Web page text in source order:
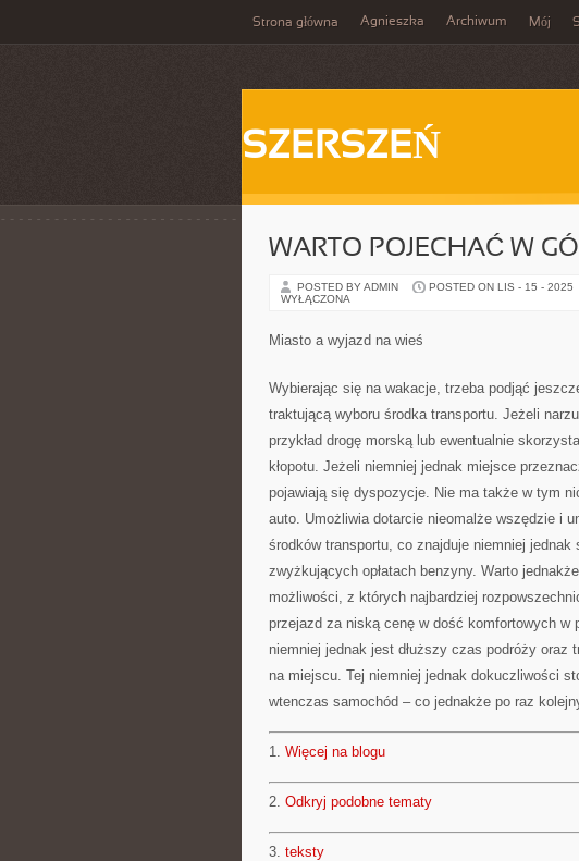
Strona główna Agnieszka Archiwum Mój
SZERSZEŃ
WARTO POJECHAĆ W
POSTED BY ADMIN POSTED ON LIS - 15 - 2025
WYŁĄCZONA
Miasto a wyjazd na wieś
Wybierając się na wakacje, trzeba podjąć
traktującą wyboru środka transportu. Jeżeli
przykład drogę morską lub ewentualnie
kłopotu. Jeżeli niemniej jednak miejsce
pojawiają się dyspozycje. Nie ma także w tym
auto. Umożliwia dotarcie nieomalże wszędzie i
środków transportu, co znajduje niemniej
zwyżkujących opłatach benzyny. Warto
możliwości, z których najbardziej
przejazd za niską cenę w dość komfortowych w
niemniej jednak jest dłuższy czas podróży oraz
na miejscu. Tej niemniej jednak dokuczliwości
wtenczas samochód – co jednakże po raz
1. Więcej na blogu
2. Odkryj podobne tematy
3. teksty